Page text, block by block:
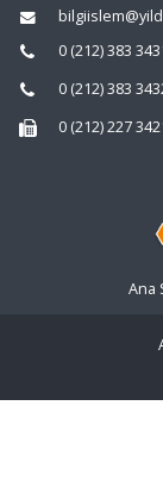
0 (212) 383
0 (212) 383
0 (212) 227
Ana